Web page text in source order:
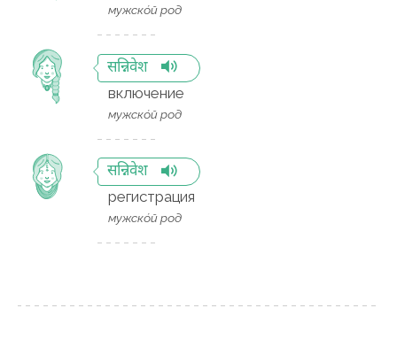
мужско́й род
सन्निवेश
включение
мужско́й род
सन्निवेश
регистрация
мужско́й род